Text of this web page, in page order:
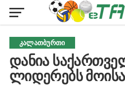
ᲙᲐᲚᲐᲗᲑᲣᲠᲗᲘ
დანია
ლიდერებს